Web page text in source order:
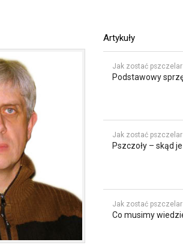
Artykuły
Jak zostać
Podstawowy
Jak zostać
Pszczoły – skąd
Jak zostać
Co musimy